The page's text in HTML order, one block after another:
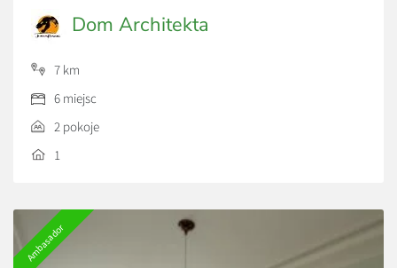
Dom Architekta
7 km
6 miejsc
2 pokoje
1
Ambasador